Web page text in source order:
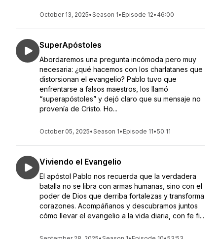
October 13, 2025•Season 1• Episode 12• 46:00
SuperApóstoles
Abordaremos una pregunta incómoda pero muy
necesaria: ¿qué hacemos con los charlatanes que
distorsionan el evangelio? Pablo tuvo que
enfrentarse a falsos maestros, los llamó
“superapóstoles” y dejó claro que su mensaje no
provenía de Cristo. Ho...
October 05, 2025•Season 1• Episode 11•50:11
Viviendo el Evangelio
El apóstol Pablo nos recuerda que la verdadera
batalla no se libra con armas humanas, sino con el
poder de Dios que derriba fortalezas y transforma
corazones. Acompáñanos y descubramos juntos
cómo llevar el evangelio a la vida diaria, con fe fi...